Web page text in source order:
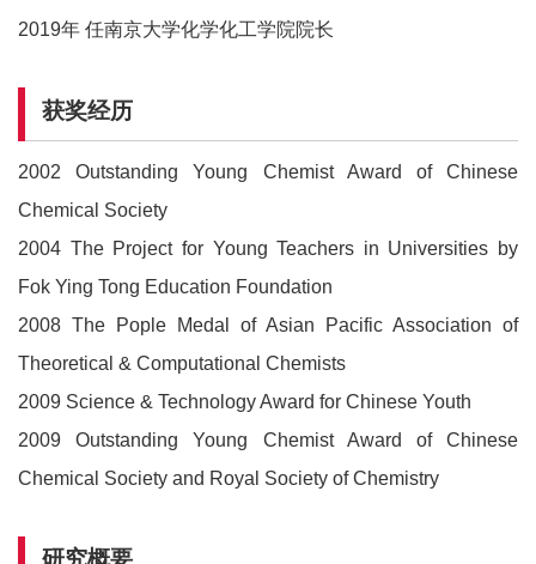
2019年 任南京大学化学化工学院院长
获奖经历
2002 Outstanding Young Chemist Award of Chinese
Chemical Society
2004 The Project for Young Teachers in Universities by
Fok Ying Tong Education Foundation
2008 The Pople Medal of Asian Pacific Association of
Theoretical & Computational Chemists
2009 Science & Technology Award for Chinese Youth
2009 Outstanding Young Chemist Award of Chinese
Chemical Society and Royal Society of Chemistry